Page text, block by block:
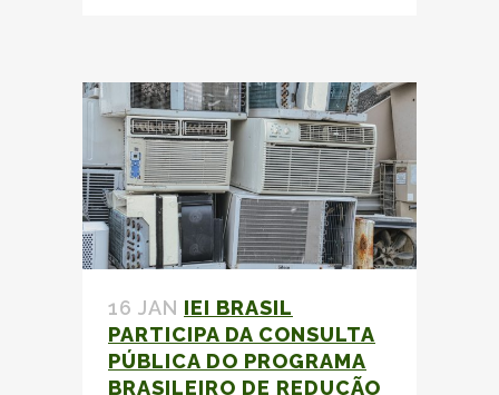
16 JAN IEI BRASIL
PARTICIPA DA CONSULTA
PÚBLICA DO PROGRAMA
BRASILEIRO DE REDUÇÃO